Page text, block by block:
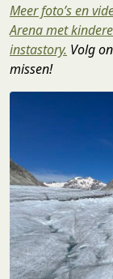
Meer foto’s en
Arena met
instastory. Volg
missen!